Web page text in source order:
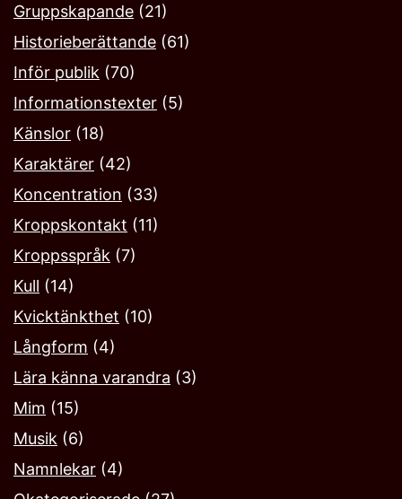
Gruppskapande (21)
Historieberättande (61)
Inför publik (70)
Informationstexter (5)
Känslor (18)
Karaktärer (42)
Koncentration (33)
Kroppskontakt (11)
Kroppsspråk (7)
Kull (14)
Kvicktänkthet (10)
Långform (4)
Lära känna varandra (3)
Mim (15)
Musik (6)
Namnlekar‎ (4)